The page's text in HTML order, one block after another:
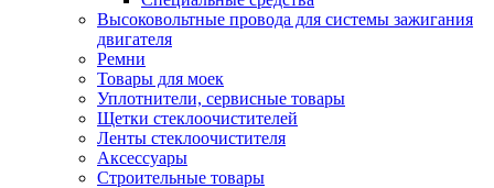
Высоковольтные провода для системы зажигания
двигателя
Ремни
Товары для моек
Уплотнители, сервисные товары
Щетки стеклоочистителей
Ленты стеклоочистителя
Аксессуары
Строительные товары